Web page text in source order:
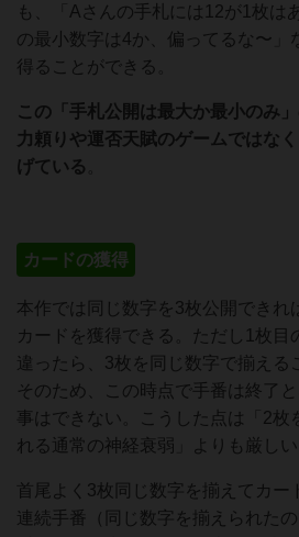
も、「Aさんの手札には12が1枚は
の最小数字は4か、偏ってるな〜」
得ることができる。
この「手札公開は最大か最小のみ
力頼りや運否天賦のゲームではな
げている
カードの獲得
本作では同じ数字を3枚公開できれ
カードを獲得できる。ただし1枚目
違ったら、3枚を同じ数字で揃える
そのため、この時点で手番は終了
事はできない。こうした点は「2枚
れる通常の神経衰弱」よりも厳しい
首尾よく3枚同じ数字を揃えてカー
連続手番（同じ数字を揃えられた